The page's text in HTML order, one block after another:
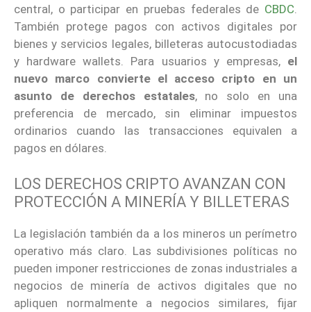
central, o participar en pruebas federales de CBDC.
También protege pagos con activos digitales por
bienes y servicios legales, billeteras autocustodiadas
y hardware wallets. Para usuarios y empresas, el
nuevo marco convierte el acceso cripto en un
asunto de derechos estatales, no solo en una
preferencia de mercado, sin eliminar impuestos
ordinarios cuando las transacciones equivalen a
pagos en dólares.
LOS DERECHOS CRIPTO AVANZAN CON
PROTECCIÓN A MINERÍA Y BILLETERAS
La legislación también da a los mineros un perímetro
operativo más claro. Las subdivisiones políticas no
pueden imponer restricciones de zonas industriales a
negocios de minería de activos digitales que no
apliquen normalmente a negocios similares, fijar